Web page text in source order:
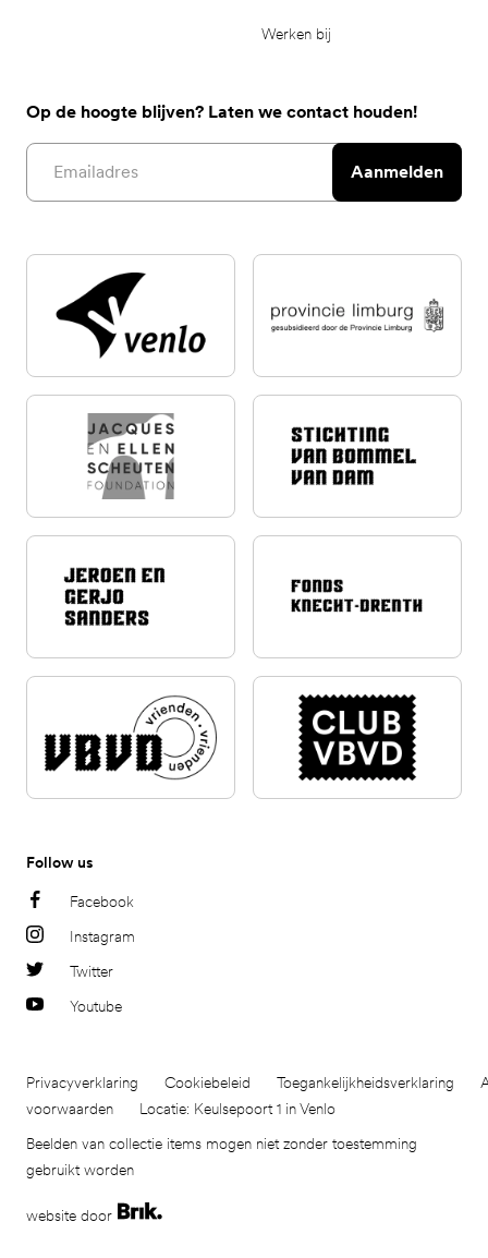
Werken bij
Op de hoogte blijven? Laten we contact houden!
Email address
Aanmelden
Follow us
Facebook
Instagram
Twitter
Youtube
Privacyverklaring Cookiebeleid Toegankelijkheidsverklaring
voorwaarden
Locatie: Keulsepoort 1 in Venlo
Beelden van collectie items mogen niet zonder toestemming
gebruikt worden
website door